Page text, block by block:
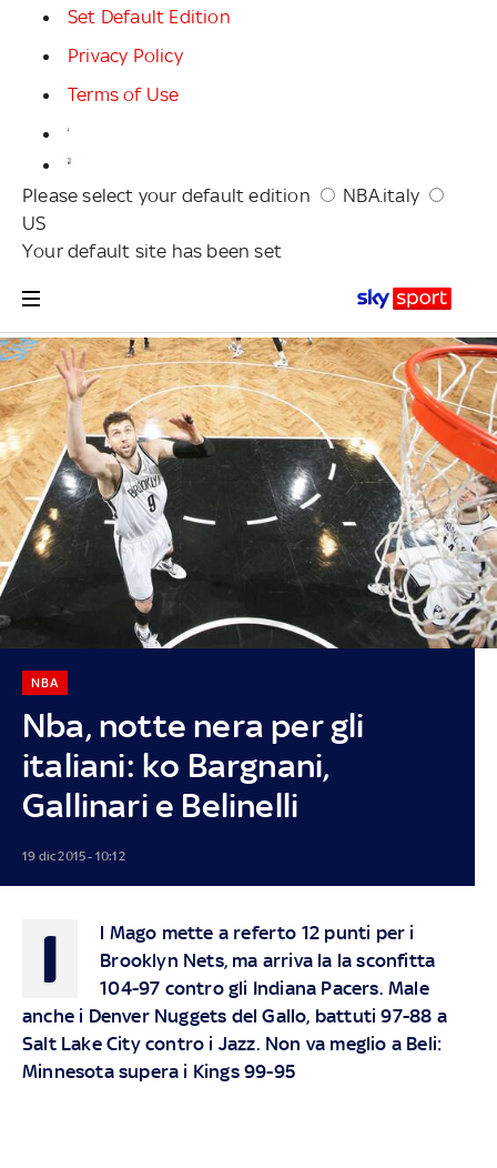
Set Default Edition
Privacy Policy
Terms of Use
Please select your default edition
NBA.italy
US
Your default site has been set
Nba, notte nera per gli
italiani: ko Bargnani,
Gallinari e Belinelli
NBA
19 dic 2015 - 10:12
I
l Mago mette a referto 12 punti per i
Brooklyn Nets, ma arriva la la sconfitta
104-97 contro gli Indiana Pacers. Male
anche i Denver Nuggets del Gallo, battuti 97-88 a
Salt Lake City contro i Jazz. Non va meglio a Beli:
Minnesota supera i Kings 99-95